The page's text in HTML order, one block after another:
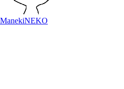
ManekiNEKO